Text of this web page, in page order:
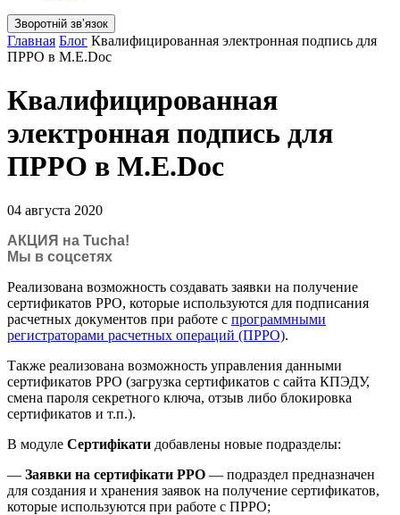
Зворотній звʼязок
Главная Блог Квалифицированная электронная подпись для
ПРРО в M.E.Doc
Квалифицированная
электронная подпись для
ПРРО в M.E.Doc
04 августа 2020
АКЦИЯ на Tucha!
Мы в соцсетях
Реализована возможность создавать заявки на получение
сертификатов РРО, которые используются для подписания
расчетных документов при работе с программными
регистраторами расчетных операций (ПРРО).
Также реализована возможность управления данными
сертификатов РРО (загрузка сертификатов с сайта КПЭДУ,
смена пароля секретного ключа, отзыв либо блокировка
сертификатов и т.п.).
В модуле Сертифікати добавлены новые подразделы:
— Заявки на сертифікати РРО — подраздел предназначен
для создания и хранения заявок на получение сертификатов,
которые используются при работе с ПРРО;